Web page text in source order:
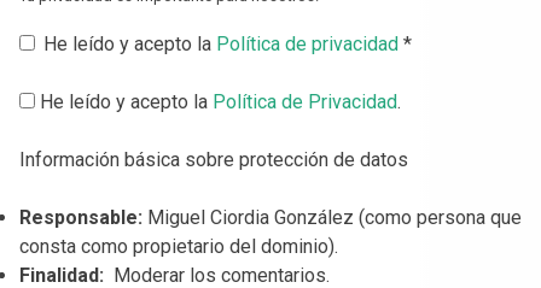
He leído y acepto la Política de privacidad *
He leído y acepto la Política de Privacidad.
Información básica sobre protección de datos
Responsable: Miguel Ciordia González (como persona que
consta como propietario del dominio).
Finalidad: Moderar los comentarios.